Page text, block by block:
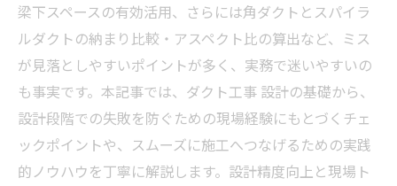
梁下スペースの有効活用、さらには角ダクトとスパイラ
ルダクトの納まり比較・アスペクト比の算出など、ミス
が見落としやすいポイントが多く、実務で迷いやすいの
も事実です。本記事では、ダクト工事 設計の基礎から、
設計段階での失敗を防ぐための現場経験にもとづくチェ
ックポイントや、スムーズに施工へつなげるための実践
的ノウハウを丁寧に解説します。設計精度向上と現場ト